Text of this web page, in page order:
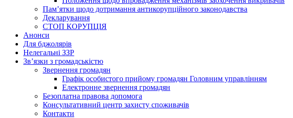
Пам’ятки щодо дотримання антикорупційного законодавства
Декларування
СТОП КОРУПЦІЯ
Анонси
Для бджолярів
Нелегальні ЗЗР
Зв’язки з громадськістю
Звернення громадян
Графік особистого прийому громадян Головним управлінням
Електронне звернення громадян
Безоплатна правова допомога
Консультативний центр захисту споживачів
Контакти